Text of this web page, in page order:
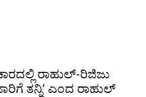
ರಾಹುಲ್‌-ರಿಜಿಜು
ತನ್ನಿ’ ಎಂದ ರಾಹುಲ್‌